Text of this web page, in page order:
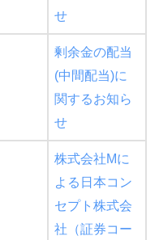
せ
剰余金の配当
(中間配当)に
関するお知ら
せ
株式会社Mに
よる日本コン
セプト株式会
社（証券コー